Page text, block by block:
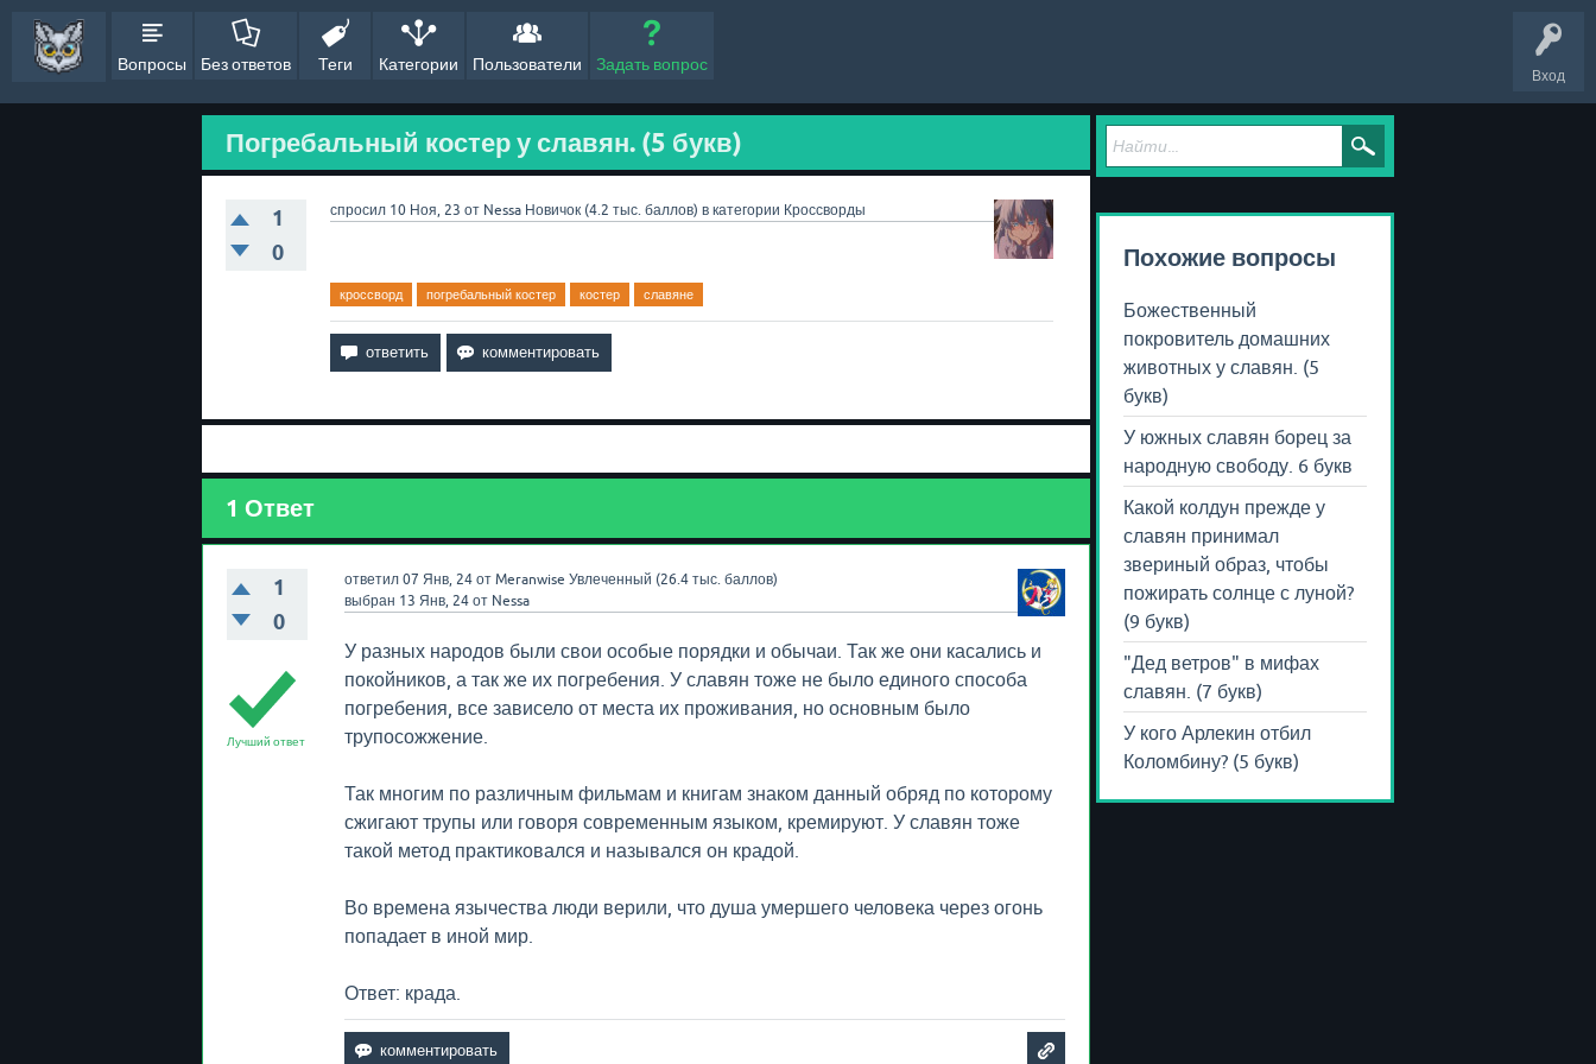
Вход
Вопросы Без ответов Теги Категории Пользователи Задать вопрос
Погребальный костер у славян. (5 букв)
1
0
спросил 10 Ноя, 23 от Nessa Новичок (4.2 тыс. баллов) в категории Кроссворды
кроссворд погребальный костер костер славяне
1 Ответ
1
0
ответил 07 Янв, 24 от Meranwise Увлеченный (26.4 тыс.баллов)
выбран 13 Янв, 24 от Nessa
Лучший ответ
У разных народов были свои особые порядки и обычаи. Так же они касались и
покойников, а так же их погребения. У славян тоже не было единого способа
погребения, все зависело от места их проживания, но основным было
трупосожжение.
Так многим по различным фильмам и книгам знаком данный обряд по которому
сжигают трупы или говоря современным языком, кремируют. У славян тоже
такой метод практиковался и назывался он крадой.
Во времена язычества люди верили, что душа умершего человека через огонь
попадает в иной мир.
Ответ: крада.
Похожие вопросы
Божественный
покровитель домашних
животных у славян. (5
букв)
У южных славян борец за
народную свободу. 6 букв
Какой колдун прежде у
славян принимал
звериный образ, чтобы
пожирать солнце с луной?
(9 букв)
"Дед ветров" в мифах
славян. (7 букв)
У кого Арлекин отбил
Коломбину? (5 букв)